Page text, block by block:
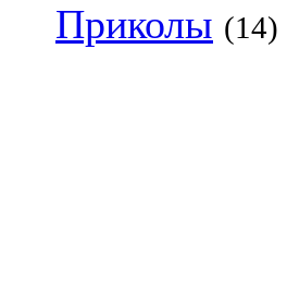
Приколы (14)